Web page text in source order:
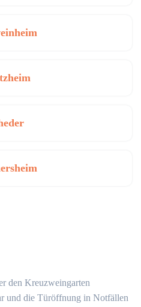
den Kreuzweingarten
und die Türöffnung in Notfällen